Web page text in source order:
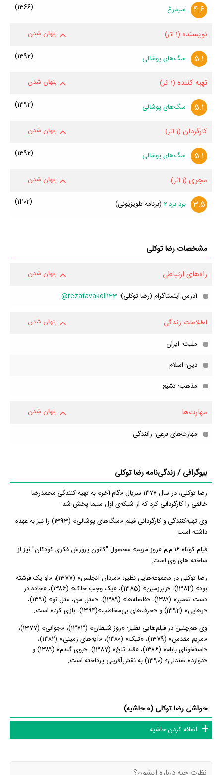
4.6 سیمرغ (1366)
نویسنده (1 اثر) پنهان شدن
5.1 سگ‌های پوشالی (1392)
تهیه کننده (1 اثر) پنهان شدن
5.1 سگ‌های پوشالی (1392)
کارگردان (1 اثر) پنهان شدن
5.1 سگ‌های پوشالی (1392)
مجری (1 اثر) پنهان شدن
3.5 برد برد 2 (برنامه تلویزیونی) (1402)
مشخصات رضا توکلی
راه‌های ارتباطی پنهان شدن
آدرس اینستاگرام (رضا توکلی): rezatavakoli133@
اطلاعات زندگی پنهان شدن
ملیت: ایران
دین: اسلام
مذهب: تشیع
مهارت‌ها پنهان شدن
مهارت‌های فرعی: رانندگی
بیوگرافی / زندگی‌نامه رضا توکلی
رضا توکلی، در سال ۱۳۷۷ سریال «گام آخر» به تهیه کنندگی محمدرضا
خالقی را کارگردانی کرد که از شبکه‌ی اول سیما پخش شد.
وی تهیه‌کنندگی و کارگردانی فیلم «سگ‌های پوشالی» (1393) را نیز به عهده
داشته‌ است.
فیلم کوتاه ۱۶ م.م «روز مریم» محصول "کانون پرورش فکری کودکان" نیز از
ساخته های وی است.
رضا توکلی در مجموعه‌هایی نظیر؛ «مردان آنجلس» (1377)، «او یک فرشته
بود» (1384)، «زیرزمین» (1385)، «یک وجب خاک» (۱۳۸۶)، «جاده در
دست تعمیر» (۱۳۸۷)، «فاصله‌ها» (1389)، «مثل من، مثل تو» (۱۳۹۱)،
«رهایی» (1392) و «حرف‌های بی‌مخاطب»(۱۳۹۴)، بازی کرده است.
وی هم‌چنین در فیلم‌‌هایی نظیر؛ «روز شیطان» (۱۳۷۳)، «جوانی» (1377)،
«مریم مقدس» (1379)، «تیک» (۱۳۸۰)، «آیه‌های زمینی» (۱۳۸۲)،
«استخونای بابام» (۱۳۸۶)، «قند تلخ» (1387)، «بوی گندم» (۱۳۸۹) و
«دوازده صندلی» (1390) به نقش‌آفرینی پرداخته‌ است.
حواشی رضا توکلی (0 حاشیه)
اضافه کردن حاشیه